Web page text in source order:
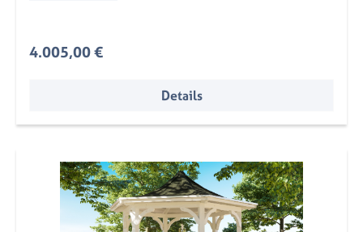
Regulärer Preis:
4.005,00 €
Details